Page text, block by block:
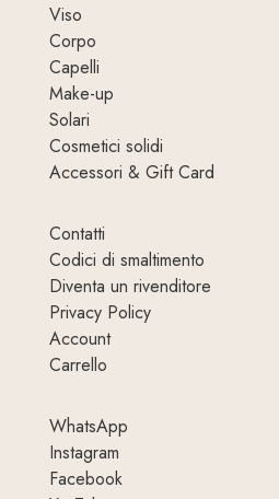
Viso
Corpo
Capelli
Make-up
Solari
Cosmetici solidi
Accessori & Gift Card
Contatti
Codici di smaltimento
Diventa un rivenditore
Privacy Policy
Account
Carrello
WhatsApp
Instagram
Facebook